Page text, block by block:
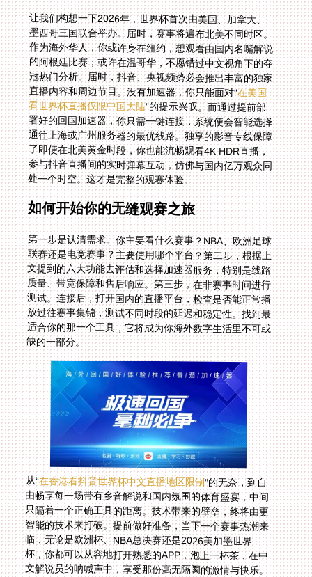
让我们构想一下2026年，世界杯首次由美国、加拿大、
墨西哥三国联合举办。届时，赛事将遍布北美不同时区。
作为海外华人，你或许身在纽约，想观看由国内名嘴解说
的阿根廷比赛；或许在温哥华，不愿错过中文视角下的夺
冠热门分析。届时，抖音、央视频势必会推出丰富的独家
直播内容和周边节目。没有加速器，你只能面对“在美国
看世界杯直播仅限中国大陆”的提示兴叹。而通过提前部
署好的回国加速器，你只需一键连接，系统便会智能选择
通往上海或广州服务器的最优线路。独享的影音专线保障
了即便在北美黄金时段，你也能流畅观看4K HDR直播，
参与抖音直播间的实时弹幕互动，仿佛与国内亿万观众同
处一个时空。这才是完整的观赛体验。
如何开始你的无缝观赛之旅
第一步是认清需求。你主要看什么赛事？NBA、欧洲足球
联赛还是电竞赛事？主要使用哪个平台？第二步，根据上
文提到的六大功能去评估和选择加速器服务，特别是线路
质量、带宽保障和售后响应。第三步，在非赛事时间进行
测试。连接后，打开国内的直播平台，检查是否能正常播
放过往赛事集锦，测试不同时段的延迟和稳定性。找到最
适合你的那一个工具，它将成为你海外数字生活里不可或
缺的一部分。
从“在香港看抖音世界杯中文直播地区限制”的无奈，到自
由畅享每一场带有乡音解说和国内氛围的体育盛宴，中间
只隔着一个正确工具的距离。技术带来的壁垒，终将由更
智能的技术来打破。提前做好准备，当下一个赛事热潮来
临，无论是欧洲杯、NBA总决赛还是2026美加墨世界
杯，你都可以从容地打开熟悉的APP，泡上一杯茶，在中
文解说员的呐喊声中，享受那份毫无隔阂的激情与快乐。